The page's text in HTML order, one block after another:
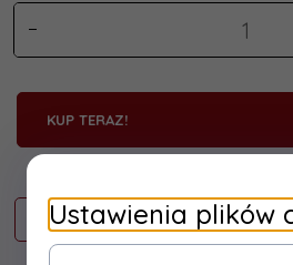
KUP TERAZ!
Ustawienia plików